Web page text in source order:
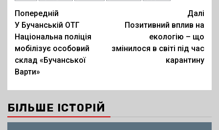
Post
navigation
Попередній
У Бучанській ОТГ
Національна поліція
мобілізує особовий
склад «Бучанської
Варти»
Далі
Позитивний вплив на
екологію – що
змінилося в світі під час
карантину
БІЛЬШЕ ІСТОРІЙ